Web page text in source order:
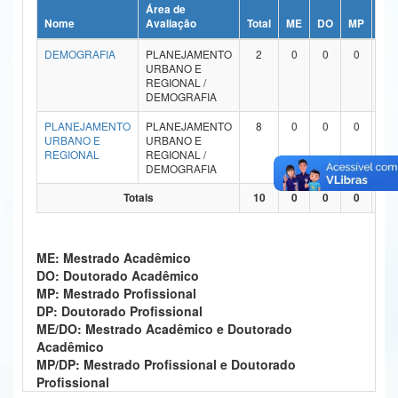
Ministério da Ciência, Tecnologia, Inovações e Comunicações
Ministério do Meio Ambiente
Ministério do Desenvolvimento Regional
Ministério da Mulher, da Família e dos Direitos Humanos
Secretaria de Governo
Gabinete de Segurança Institucional
Advocacia-Geral da União
Banco Central do Brasil
Nome
Área de
Avaliação
Total ME DO MP
DEMOGRAFIA
PLANEJAMENTO
URBANO E
REGIONAL /
DEMOGRAFIA
2 0 0 0
PLANEJAMENTO
URBANO E
REGIONAL
PLANEJAMENTO
URBANO E
REGIONAL /
DEMOGRAFIA
8 0 0 0
Totais 10 0 0 0
ME: Mestrado Acadêmico
DO: Doutorado Acadêmico
MP: Mestrado Profissional
DP: Doutorado Profissional
ME/DO: Mestrado Acadêmico e Doutorado
Acadêmico
MP/DP: Mestrado Profissional e Doutorado
Profissional